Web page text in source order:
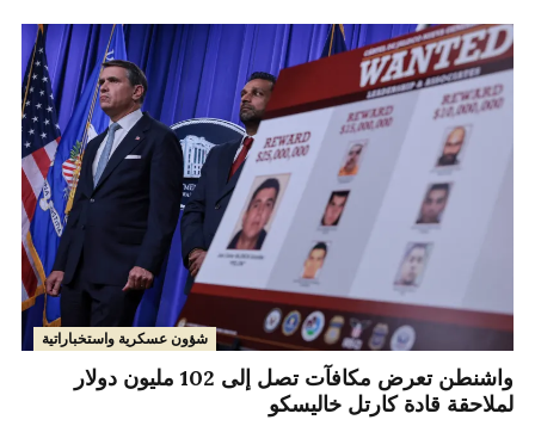
شؤون عسكرية واستخباراتية
واشنطن تعرض مكافآت تصل إلى 102 مليون دولار
لملاحقة قادة كارتل خاليسكو